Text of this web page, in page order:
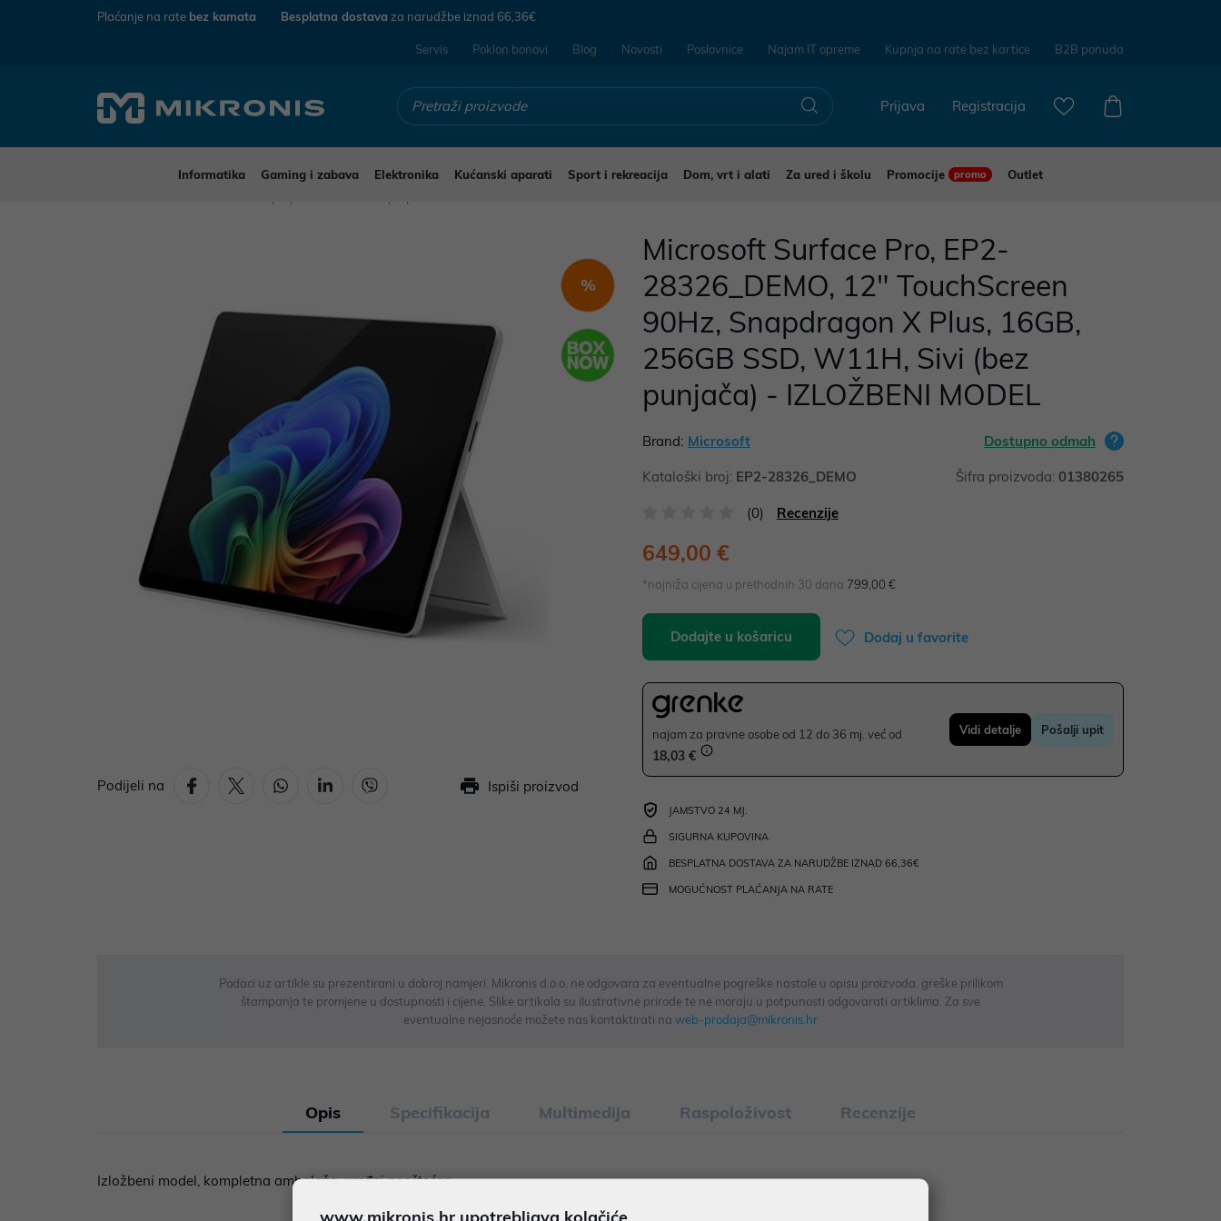
Plaćanje na rate bez kamata Besplatna dostava za narudžbe iznad 66,36€
Servis Poklon bonovi Blog Novosti Poslovnice Najam IT opreme Kupnja na rate bez kartice B2B ponuda
Registracija
Prijava
Informatika Gaming i zabava Elektronika Kućanski aparati Sport i rekreacija Dom, vrt i alati Za ured i školu Promocije promo
Outlet
%
Podijeli na Ispiši proizvod
Microsoft Surface Pro, EP2-
28326_DEMO, 12" TouchScreen
90Hz, Snapdragon X Plus, 16GB,
256GB SSD, W11H, Sivi (bez
punjača) - IZLOŽBENI MODEL
Brand: Microsoft Dostupno odmah
Kataloški broj: EP2-28326_DEMO Šifra proizvoda: 01380265
(0) Recenzije
649,00 €
*najniža cijena u prethodnih 30 dana 799,00 €
Dodajte u košaricu Dodaj u favorite
najam za pravne osobe od 12 do 36 mj. već od
18,03 €
Vidi detalje Pošalji upit
JAMSTVO 24 MJ.
SIGURNA KUPOVINA
BESPLATNA DOSTAVA ZA NARUDŽBE IZNAD 66,36€
MOGUĆNOST PLAĆANJA NA RATE
Podaci uz artikle su prezentirani u dobroj namjeri. Mikronis d.o.o. ne odgovara za eventualne pogreške nastale u opisu proizvoda, greške prilikom
štampanja te promjene u dostupnosti i cijene. Slike artikala su ilustrativne prirode te ne moraju u potpunosti odgovarati artiklima. Za sve
eventualne nejasnoće možete nas kontaktirati na web-prodaja@mikronis.hr
Opis Specifikacija Multimedija Raspoloživost Recenzije
Izložbeni model, kompletna ambalaža, uređaj neoštećen.
www.mikronis.hr upotrebljava kolačiće